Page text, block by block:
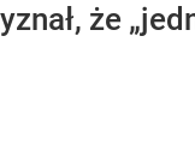
że